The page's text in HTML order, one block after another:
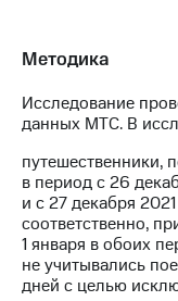
погашении
именных
Другое
Реквизиты
Контакты
развитие
деловая этика
Методика
Исследование
данных МТС. В
путешественники,
в период с 26
и с 27 декабря
соответственно,
1 января в обоих
не учитывались
дней с целью